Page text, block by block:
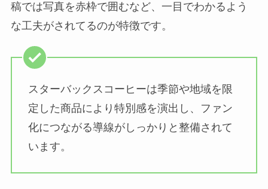
稿では写真を赤枠で囲むなど、一目でわかるよう
な工夫がされてるのが特徴です。
スターバックスコーヒーは季節や地域を限
定した商品により特別感を演出し、ファン
化につながる導線がしっかりと整備されて
います。